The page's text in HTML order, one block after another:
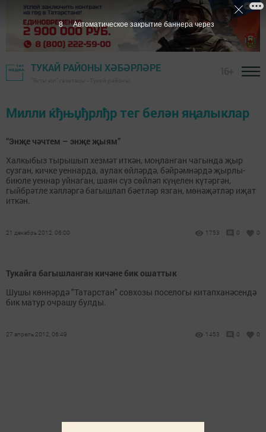
ТУКАЙ РАЙОНЫ ХӘБӘРЛӘРЕ
Милли ќђњџђрлђр тег белән яңалыклар
“Энҗе чәчтем – энҗе җыям”
Халкыбыз тырышып хезмәт иткән, моңланган чагында җыр
сузган, кичке уеннарда, аулак өйләрдә, бәйрәмнәрдә җырлы-
биюле уеннар уйнаган, шаян сүз сөйләп күңелен күтәргән,
гыйбрәтле хәлләргә багышлап бәетләр язган, мөнәҗәтләр иҗат
иткән.
21 декабрь 2012, 06:00 1753 0 0
Тукайга багышланган кичәне бик ошаттык
Шушы көннәрдә "Татарстан" совхозы поселогы китапханәсендә
бик матур очрашу булды.
27 апрель 2012, 06:49 1453 0 0
7 Автоматическое закрытие баннера через